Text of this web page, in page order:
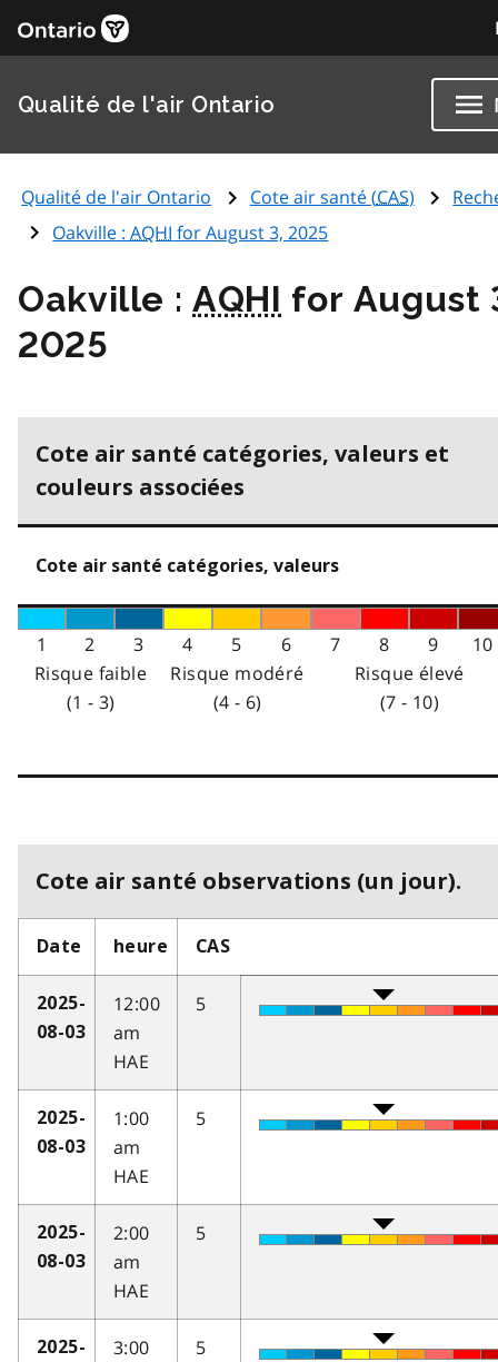
Qualité de l'air Ontario
Qualité de l'air Ontario Cote air santé (CAS)
Oakville :AQHI for August 3, 2025
Oakville :AQHI for August
2025
Cote air santé catégories, valeurs et
couleurs associées
Cote air santé catégories, valeurs
1 2 3 4 5 6 7 8 9
10
Risque faible
(1 - 3)
Risque modéré
(4 - 6)
Risque élevé
(7 - 10)
Cote air santé observations (un jour).
Date heure CAS
2025-
08-03
12:00
am
HAE
5
2025-
08-03
1:00
am
HAE
5
2025-
08-03
2:00
am
HAE
5
2025-
3:00
5